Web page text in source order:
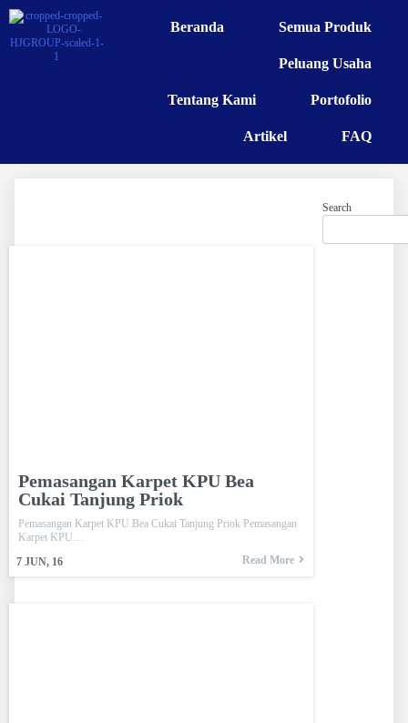
Beranda Semua Produk
Peluang Usaha
Tentang Kami Portofolio
Artikel FAQ
Pemasangan Karpet KPU Bea
Cukai Tanjung Priok
7 JUN, 16
Pemasangan Karpet KPU Bea Cukai Tanjung Priok Pemasangan
Karpet KPU…
Read More
Search